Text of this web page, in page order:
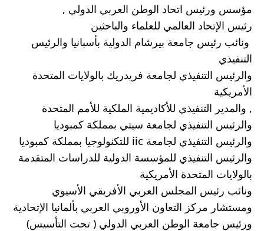
مؤسس ورئيس اتحاد الوطن العربي الدولي ,
رئيس الإتحاد العالمي للعلماء والباحثين
التنفيذي
الأمريكية
, والمدير التنفيذي للأكاديمية الملكية للأمم المتحدة
والرئيس التنفيذي لجامعة سيتي بمملكة كمبوديا
والرئيس التنفيذي لجامعة iic للتكنولوجيا بمملكة كمبوديا
بالولايات المتحدة الأمريكية
ونائب رئيس المجلس العربي الأفريقي الأسيوي
ومستشار مركز التعاون الأوروبي العربي بألمانيا الإتحادية
ورئيس جامعة الوطن العربي الدولي ( تحت التأسيس)